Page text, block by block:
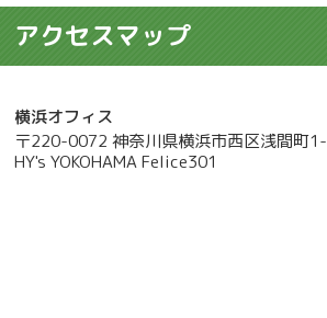
アクセスマップ
横浜オフィス
〒220-0072 神奈川県横浜市西区浅間町
HY's YOKOHAMA Felice301